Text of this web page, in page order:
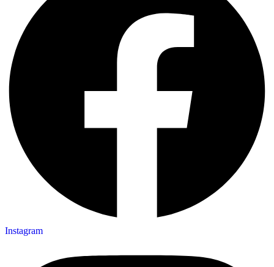
Instagram